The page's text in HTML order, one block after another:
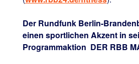
Der Rundfunk Berlin-
einen sportlichen Akzent in
Programmaktion DER RBB